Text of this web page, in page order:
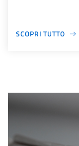
SCOPRI TUTTO